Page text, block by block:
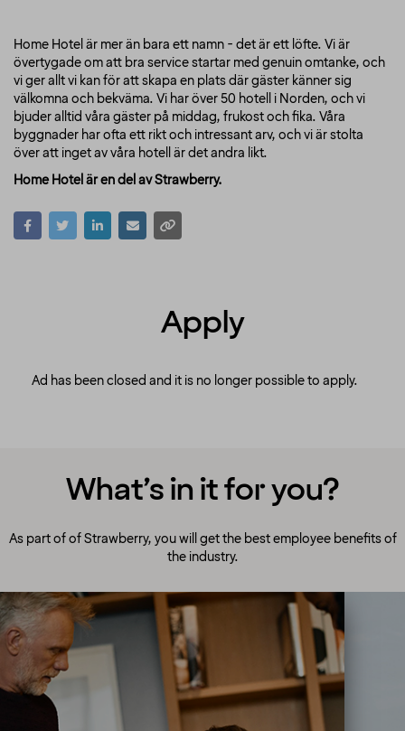
Home Hotel är mer än bara ett namn - det är ett löfte. Vi är
övertygade om att bra service startar med genuin omtanke, och
vi ger allt vi kan för att skapa en plats där gäster känner sig
välkomna och bekväma. Vi har över 50 hotell i Norden, och vi
bjuder alltid våra gäster på middag, frukost och fika. Våra
byggnader har ofta ett rikt och intressant arv, och vi är stolta
över att inget av våra hotell är det andra likt.
Home Hotel är en del av Strawberry.
Apply
Ad has been closed and it is no longer possible to apply.
What’s in it for you?
As part of of Strawberry, you will get the best employee benefits of
the industry.